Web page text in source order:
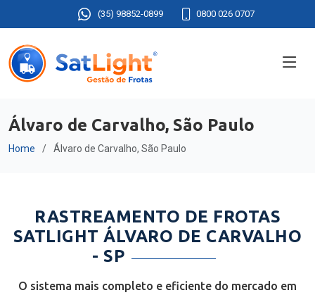
(35) 98852-0899 0800 026 0707
Álvaro de Carvalho, São Paulo
Home Álvaro de Carvalho, São Paulo
RASTREAMENTO DE FROTAS
SATLIGHT ÁLVARO DE CARVALHO
- SP
O sistema mais completo e eficiente do mercado em